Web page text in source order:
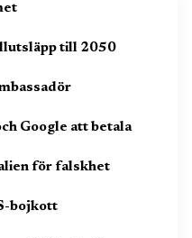
till 2050
Google att betala
för falskhet
bojkott